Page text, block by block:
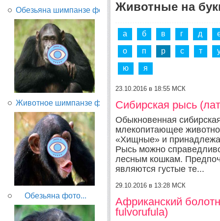
Обезьяна шимпанзе фото...
Животное шимпанзе фото...
Обезьяна фото...
Животные на
а б в г д
о п р с т
ю я
23.10.2016 в 18:55 МСК
Сибирская рысь
Обыкновенная
млекопитающее
«Хищные» и
Рысь можно
лесным кошкам.
являются густые те...
29.10.2016 в 13:28 МСК
Африканский
fulvorufula)